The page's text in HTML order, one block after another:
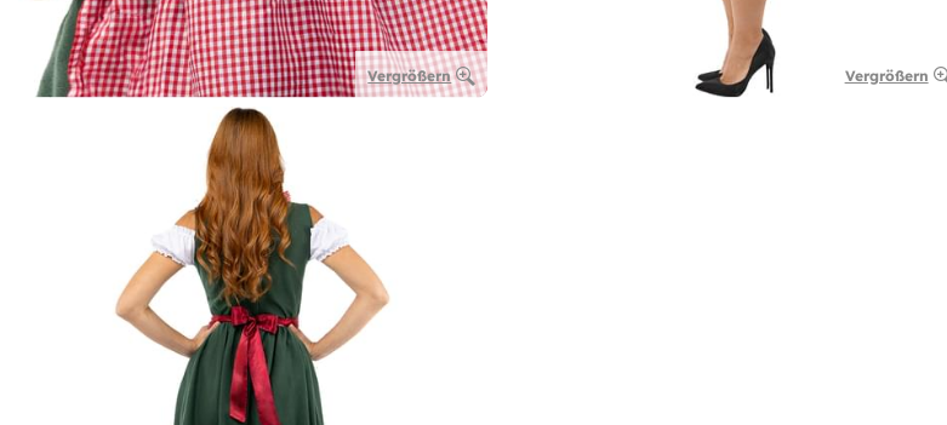
Vergrößern Vergrößern